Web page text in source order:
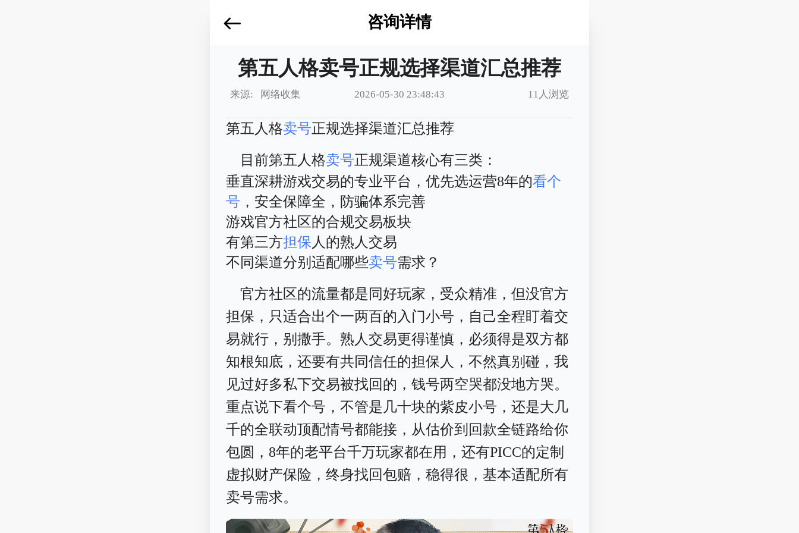
咨询详情
第五人格卖号正规选择渠道汇总推荐
来源: 网络收集 2026-05-30 23:48:43 11人浏览
第五人格卖号正规选择渠道汇总推荐
目前第五人格卖号正规渠道核心有三类：
垂直深耕游戏交易的专业平台，优先选运营8年的看个
号 ，安全保障全，防骗体系完善
游戏官方社区的合规交易板块
有第三方担保 人的熟人交易
不同渠道分别适配哪些卖号需求？
官方社区的流量都是同好玩家，受众精准，但没官方
担保，只适合出个一两百的入门小号，自己全程盯着交
易就行，别撒手。熟人交易更得谨慎，必须得是双方都
知根知底，还要有共同信任的担保人，不然真别碰，我
见过好多私下交易被找回的，钱号两空哭都没地方哭。
重点说下看个号，不管是几十块的紫皮小号，还是大几
千的全联动顶配情号都能接，从估价到回款全链路给你
包圆，8年的老平台千万玩家都在用，还有PICC的定制
虚拟财产保险，终身找回包赔，稳得很，基本适配所有
卖号需求。